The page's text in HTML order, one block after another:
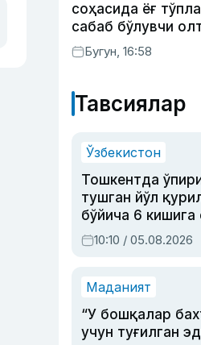
соҳасида ёғ
сабаб бўлувчи
зарарли одат
Бугун, 16:58
Тавсиялар
Ўзбекистон
Тошкентда
тушган йўл
бўйича 6 кишига
ҳукми ўқилди
10:10 / 05.08.2026
Маданият
“У бошқалар
учун туғилган